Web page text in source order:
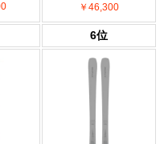
￥46,300
6位